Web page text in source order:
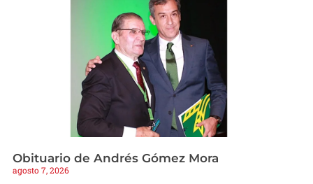
Obituario de Andrés Gómez Mora
agosto 7, 2026